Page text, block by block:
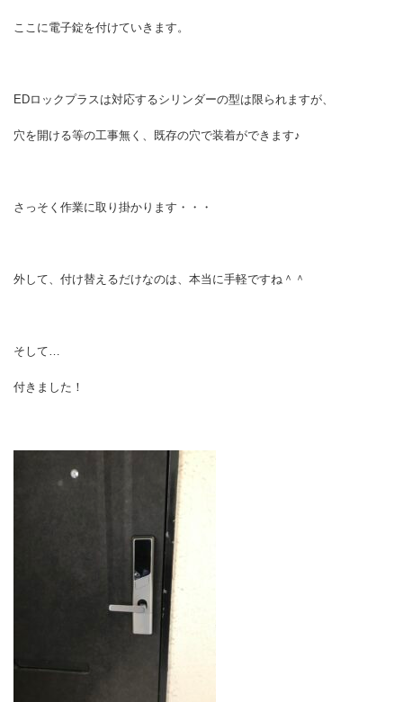
ここに電子錠を付けていきます。
EDロックプラスは対応するシリンダーの型は限られますが、
穴を開ける等の工事無く、既存の穴で装着ができます♪
さっそく作業に取り掛かります・・・
外して、付け替えるだけなのは、本当に手軽ですね＾＾
そして…
付きました！